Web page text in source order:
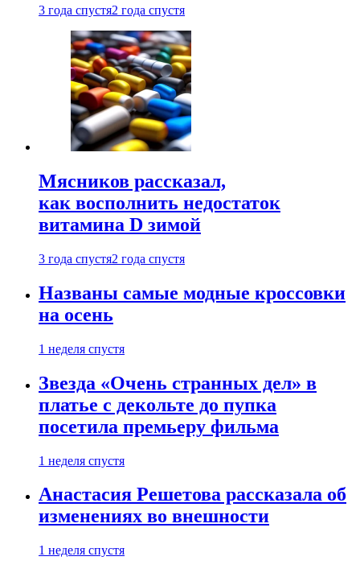
3 года спустя2 года спустя
Мясников рассказал,
как восполнить недостаток
витамина D зимой
3 года спустя2 года спустя
Названы самые модные кроссовки
на осень
1 неделя спустя
Звезда «Очень странных дел» в
платье с декольте до пупка
посетила премьеру фильма
1 неделя спустя
Анастасия Решетова рассказала об
изменениях во внешности
1 неделя спустя